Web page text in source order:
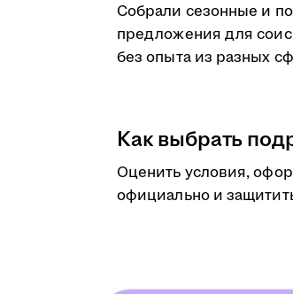
Собрали сезонные и
предложения для
без опыта из разных
Как выбрать
Оценить условия,
официально и